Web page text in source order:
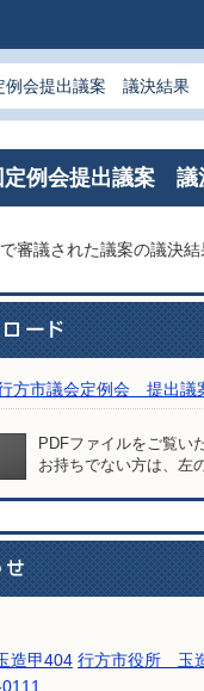
例会提出議案 議決結果
定例会提出議案 議
審議された議案の議決結
方市議会定例会 提出議
PDFファイルをご覧い
お持ちでない方は、左
造甲404 行方市役所 玉